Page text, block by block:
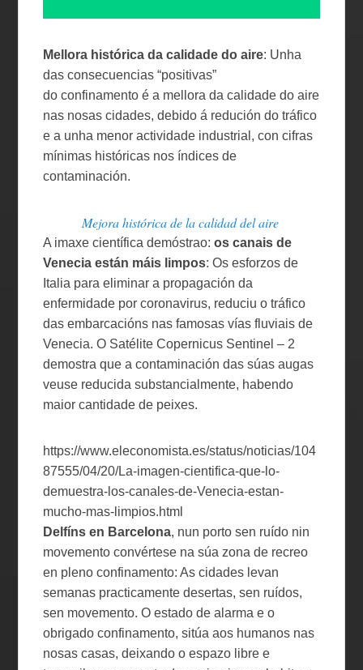
Mellora histórica da calidade do aire: Unha
das consecuencias “positivas”
do confinamento é a mellora da calidade do aire
nas nosas cidades, debido á redución do tráfico
e a unha menor actividade industrial, con cifras
mínimas históricas nos índices de
contaminación.
Mejora histórica de la calidad del aire
A imaxe científica demóstrao:os canais de
Venecia están máis limpos: Os esforzos de
Italia para eliminar a propagación da
enfermidade por coronavirus, reduciu o tráfico
das embarcacións nas famosas vías fluviais de
Venecia. O Satélite Copernicus Sentinel – 2
demostra que a contaminación das súas augas
veuse reducida substancialmente, habendo
maior cantidade de peixes.
https://www.eleconomista.es/status/noticias/104
87555/04/20/La-imagen-cientifica-que-lo-
demuestra-los-canales-de-Venecia-estan-
mucho-mas-limpios.html
Delfíns en Barcelona, nun porto sen ruído nin
movemento convértese na súa zona de recreo
en pleno confinamento: As cidades levan
semanas practicamente desertas, sen ruídos,
sen movemento. O estado de alarma e o
obrigado confinamento, sitúa aos humanos nas
nosas casas, deixando o espazo libre e